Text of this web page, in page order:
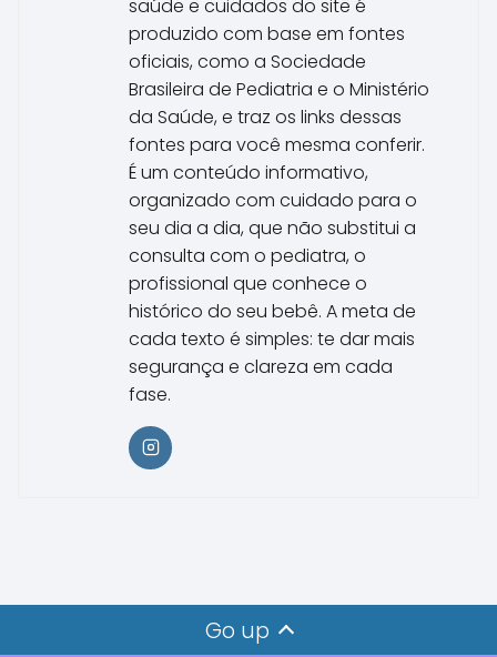
saúde e cuidados do site é
produzido com base em fontes
oficiais, como a Sociedade
Brasileira de Pediatria e o Ministério
da Saúde, e traz os links dessas
fontes para você mesma conferir.
É um conteúdo informativo,
organizado com cuidado para o
seu dia a dia, que não substitui a
consulta com o pediatra, o
profissional que conhece o
histórico do seu bebê. A meta de
cada texto é simples: te dar mais
segurança e clareza em cada
fase.
Go up